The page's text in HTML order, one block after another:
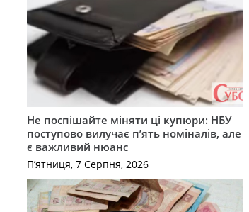
Не поспішайте міняти ці купюри: НБУ
поступово вилучає п’ять номіналів, але
є важливий нюанс
П’ятниця, 7 Серпня, 2026